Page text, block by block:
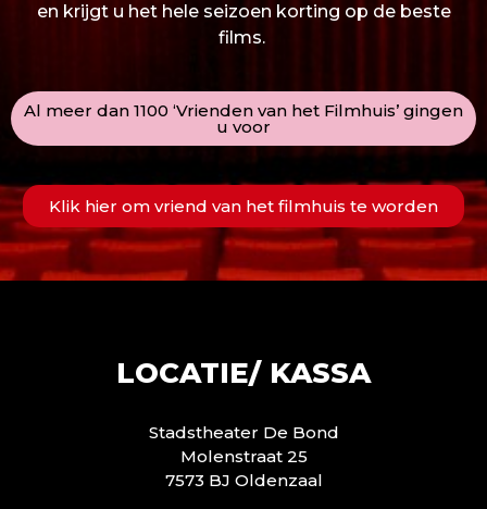
en krijgt u het hele seizoen korting op de beste
films.
Al meer dan 1100 ‘Vrienden van het Filmhuis’ gingen
u voor
Klik hier om vriend van het filmhuis te worden
LOCATIE/ KASSA
Stadstheater De Bond
Molenstraat 25
7573 BJ Oldenzaal